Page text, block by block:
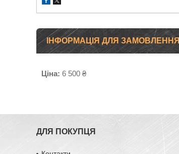
ІНФОРМАЦІЯ ДЛЯ ЗАМОВЛЕННЯ
Ціна: 6 500 ₴
ДЛЯ ПОКУПЦЯ